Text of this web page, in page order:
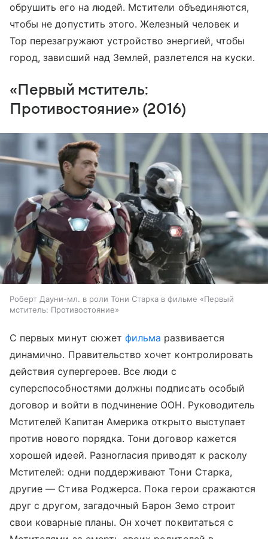
обрушить его на людей. Мстители объединяются,
чтобы не допустить этого. Железный человек и
Тор перезагружают устройство энергией, чтобы
город, зависший над Землей, разлетелся на куски.
«Первый мститель:
Противостояние» (2016)
Роберт Дауни-мл. в роли Тони Старка в фильме «Первый
мститель: Противостояние»
С первых минут сюжетфильма развивается
динамично. Правительство хочет контролировать
действия супергероев. Все люди с
суперспособностями должны подписать особый
договор и войти в подчинение ООН. Руководитель
Мстителей Капитан Америка открыто выступает
против нового порядка. Тони договор кажется
хорошей идеей. Разногласия приводят к расколу
Мстителей: одни поддерживают Тони Старка,
другие — Стива Роджерса. Пока герои сражаются
друг с другом, загадочный Барон Земо строит
свои коварные планы. Он хочет поквитаться с